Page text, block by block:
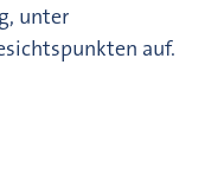
unter
auf.